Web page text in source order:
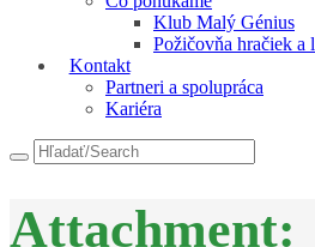
Klub Malý Génius
Požičovňa hračiek a
Kontakt
Partneri a spolupráca
Kariéra
Attachment: